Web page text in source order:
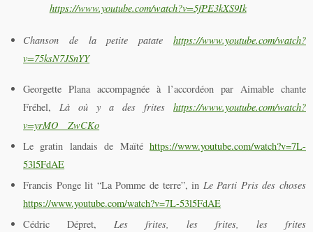
https://www.youtube.com/watch?v=5fPE3kXS9Ik
Chanson de la petite patate https://www.youtube.com/watch?
v=75ksN7JSnYY
Georgette Plana accompagnée à l’accordéon par Aimable chante
Fréhel,Là où y a des frites https://www.youtube.com/watch?
v=yrMO__ZwCKo
Le gratin landais de Maïté https://www.youtube.com/watch?v=7L-
53l5FdAE
Francis Ponge lit “La Pomme de terre”, in Le Parti Pris des choses
https://www.youtube.com/watch?v=7L-53l5FdAE
Cédric Dépret,Les frites, les frites, les frites